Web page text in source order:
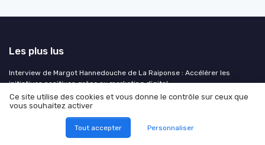
Les plus lus
Interview de Margot Hannedouche de La Raiponse : Accélérer les
initiatives positives grâce au marketing digital
L'impact du marketing sur le comportement des consommateurs
Comment les nudges transforment le marketing digital : exemples
Ce site utilise des cookies et vous donne le contrôle sur ceux que
vous souhaitez activer
Tout accepter Personnaliser